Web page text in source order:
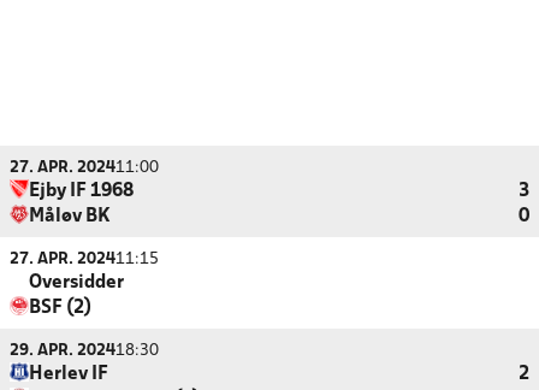
27. APR. 202411:00
Ejby IF 1968
3
Måløv BK
0
27. APR. 202411:15
Oversidder
BSF (2)
29. APR. 202418:30
Herlev IF 2